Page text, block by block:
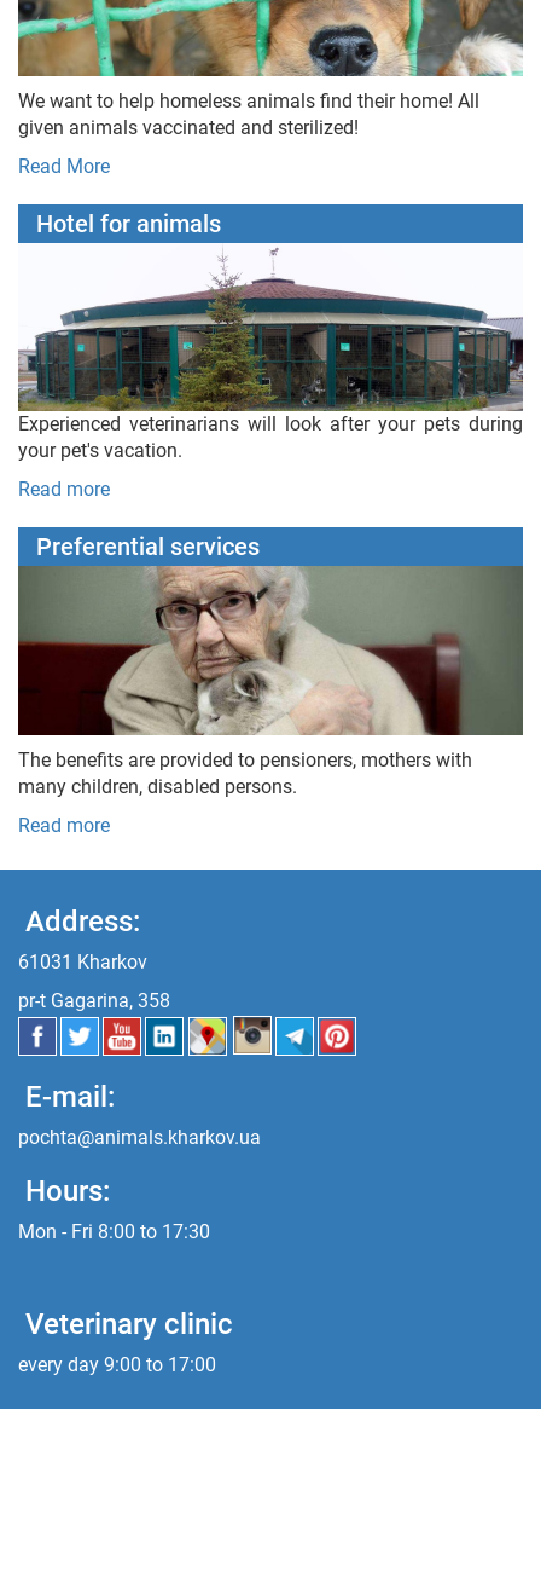
We want to help homeless animals find their home! All
given animals vaccinated and sterilized!
Read More
Hotel for animals
Experienced veterinarians will look after your pets during
your pet's vacation.
Read more
Preferential services
The benefits are provided to pensioners, mothers with
many children, disabled persons.
Read more
Address:
61031 Kharkov
pr-t Gagarina, 358
E-mail:
pochta@animals.kharkov.ua
Hours:
Mon - Fri 8:00 to 17:30
Veterinary clinic
every day 9:00 to 17:00